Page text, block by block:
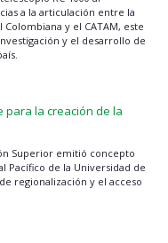
a la articulación entre la
y el CATAM, este
y el desarrollo de
para la creación de la
Superior emitió concepto
Pacífico de la Universidad de
regionalización y el acceso